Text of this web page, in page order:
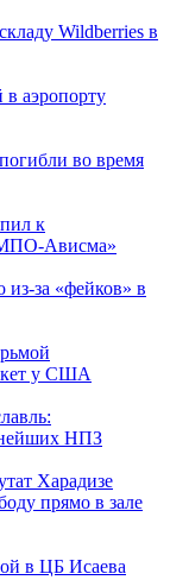
Wildberries в
в аэропорту
во время
к
Ависма»
из-за «фейков» в
у США
НПЗ
Харадизе
прямо в зале
в ЦБ Исаева